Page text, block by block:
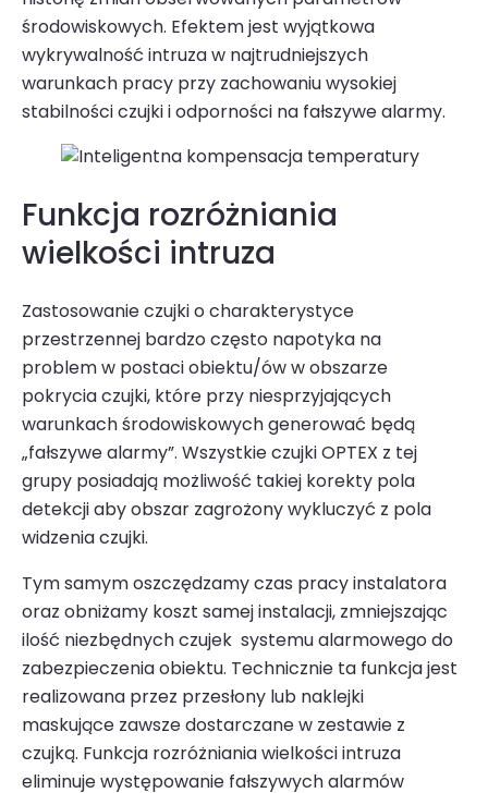
środowiskowych. Efektem jest wyjątkowa
wykrywalność intruza w najtrudniejszych
warunkach pracy przy zachowaniu wysokiej
stabilności czujki i odporności na fałszywe alarmy.
Funkcja rozróżniania
wielkości intruza
Zastosowanie czujki o charakterystyce
przestrzennej bardzo często napotyka na
problem w postaci obiektu/ów w obszarze
pokrycia czujki, które przy niesprzyjających
warunkach środowiskowych generować będą
„fałszywe alarmy”. Wszystkie czujki OPTEX z tej
grupy posiadają możliwość takiej korekty pola
detekcji aby obszar zagrożony wykluczyć z pola
widzenia czujki.
Tym samym oszczędzamy czas pracy instalatora
oraz obniżamy koszt samej instala­cji, zmniejszając
ilość niezbędnych czujek systemu alarmowego do
zabezpieczenia obiektu. Technicznie ta funkcja jest
realizowana przez przesłony lub naklejki
maskujące zawsze dostarczane w zestawie z
czujką. Funkcja rozróżniania wielkości intruza
eliminuje występowanie fałszywych alarmów